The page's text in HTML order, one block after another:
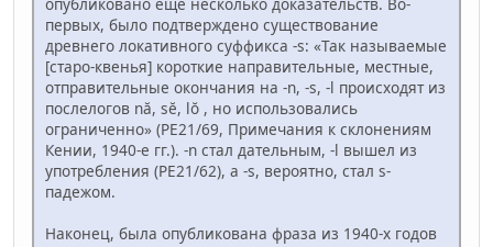
первых, было подтверждено существование
древнего локативного суффикса -s: «Так называемые
[старо-квенья] короткие направительные, местные,
отправительные окончания на -n, -s, -l происходят из
послелогов nă, sĕ, lŏ , но использовались
ограниченно» (PE21/69, Примечания к склонениям
Кении, 1940-е гг.). -n стал дательным, -l вышел из
употребления (PE21/62), а -s, вероятно, стал s-
падежом.
Наконец, была опубликована фраза из 1940-х годов